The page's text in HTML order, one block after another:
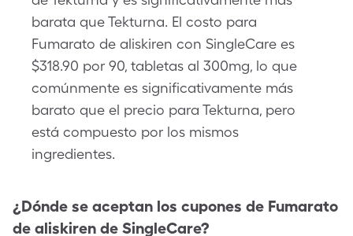
barata que Tekturna. El costo para
Fumarato de aliskiren con SingleCare es
$318.90 por 90, tabletas al 300mg, lo que
comúnmente es significativamente más
barato que el precio para Tekturna, pero
está compuesto por los mismos
ingredientes.
¿Dónde se aceptan los cupones de Fumarato
de aliskiren de SingleCare?